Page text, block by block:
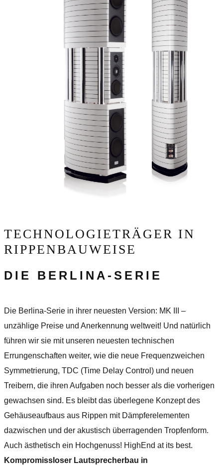
TECHNOLOGIETRÄGER IN
RIPPENBAUWEISE
DIE BERLINA-SERIE
Die Berlina-Serie in ihrer neuesten Version: MK III –
unzählige Preise und Anerkennung weltweit! Und natürlich
führen wir sie mit unseren neuesten technischen
Errungenschaften weiter, wie die neue Frequenzweichen
Symmetrierung, TDC (Time Delay Control) und neuen
Treibern, die ihren Aufgaben noch besser als die vorherigen
gewachsen sind. Es bleibt das überlegene Konzept des
Gehäuseaufbaus aus Rippen mit Dämpferelementen
dazwischen und der akustisch überragenden Tropfenform.
Auch ästhetisch ein Hochgenuss! HighEnd at its best.
Kompromissloser Lautsprecherbau in